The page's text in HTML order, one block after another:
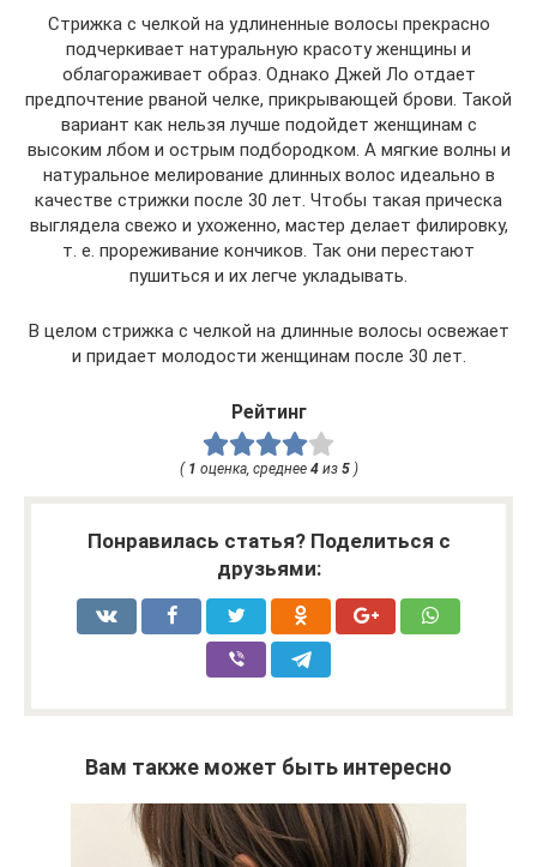
Стрижка с челкой на удлиненные волосы прекрасно
подчеркивает натуральную красоту женщины и
облагораживает образ. Однако Джей Ло отдает
предпочтение рваной челке, прикрывающей брови. Такой
вариант как нельзя лучше подойдет женщинам с
высоким лбом и острым подбородком. А мягкие волны и
натуральное мелирование длинных волос идеально в
качестве стрижки после 30 лет. Чтобы такая прическа
выглядела свежо и ухоженно, мастер делает филировку,
т. е. прореживание кончиков. Так они перестают
пушиться и их легче укладывать.
В целом стрижка с челкой на длинные волосы освежает
и придает молодости женщинам после 30 лет.
Рейтинг
( 1 оценка, среднее 4из 5)
Понравилась статья? Поделиться с
друзьями:
Вам также может быть интересно